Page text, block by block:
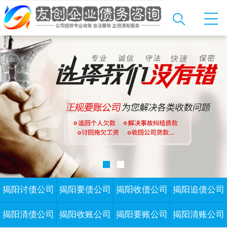
揭阳讨债公司 揭阳要债公司 揭阳收债公司 揭阳追债公司
揭阳清债公司 揭阳收账公司 揭阳要账公司 揭阳清账公司